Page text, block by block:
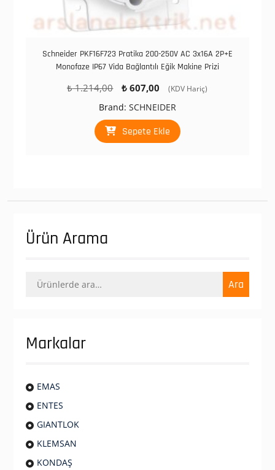
Schneider PKF16F723 Pratika 200-250V AC 3x16A 2P+E
Monofaze IP67 Vida Bağlantılı Eğik Makine Prizi
₺1.214,00
Orijinal
fiyat:
₺ 1.214,00.
₺ 607,00
Şu
fiyat:
₺ 607,00.
(KDV Hariç)
Brand: SCHNEIDER
Sepete Ekle
Ürün Arama
Ara: Ara
Markalar
EMAS
ENTES
GIANTLOK
KLEMSAN
KONDAŞ